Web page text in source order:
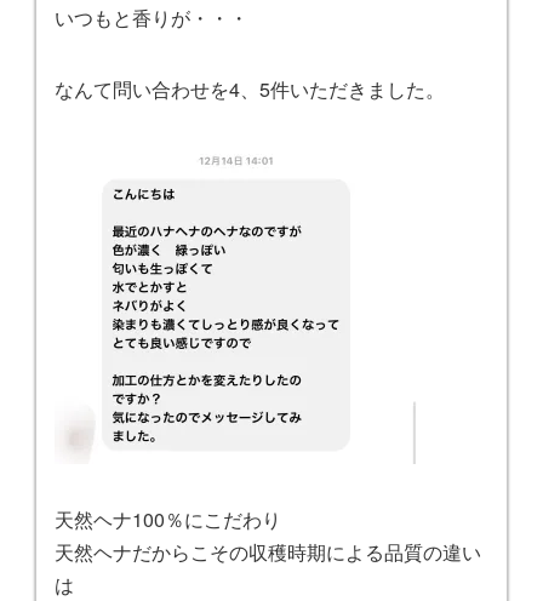
いつもと香りが・・・
なんて問い合わせを4、5件いただきました。
天然ヘナ100％にこだわり
天然ヘナだからこその収穫時期による品質の違い
は